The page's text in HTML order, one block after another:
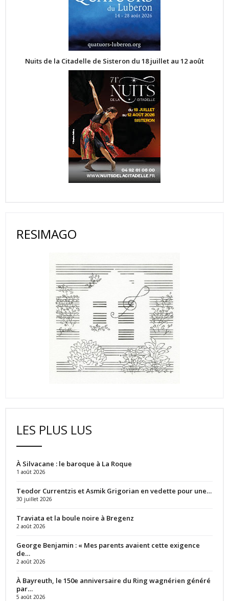
Nuits de la Citadelle de Sisteron du 18 juillet au 12 août
RESIMAGO
LES PLUS LUS
À Silvacane : le baroque à La Roque
1 août 2026
Teodor Currentzis et Asmik Grigorian en vedette pour une…
30 juillet 2026
Traviata et la boule noire à Bregenz
2 août 2026
George Benjamin : « Mes parents avaient cette exigence
de…
2 août 2026
À Bayreuth, le 150e anniversaire du Ring wagnérien généré
par…
5 août 2026